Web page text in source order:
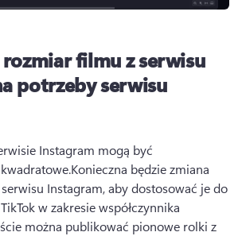
filmu z serwisu
potrzeby serwisu
Instagram mogą być
Konieczna będzie zmiana
Instagram, aby dostosować je do
w zakresie współczynnika
można publikować pionowe rolki z